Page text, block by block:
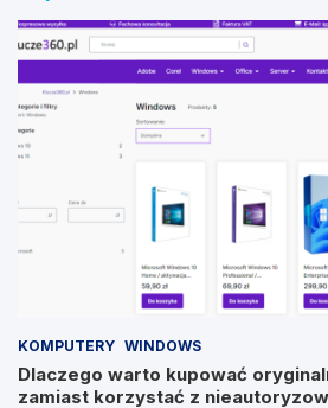
KOMPUTERY WINDOWS
Dlaczego warto kupować
zamiast korzystać z